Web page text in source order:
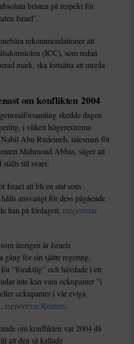
bristen på respekt för
Israel”.
rekommendationer att
(ICC), som redan
mark, ska fortsätta att utreda
om konflikten 2004
skedde dagen
i vilken högerextrema
Abu Rudeineh, talesman för
Mahmoud Abbas, säger att
ställs till svars:
Israel att bli en stat som
ansvarigt för dess pågående
han på lördagen, rapporterar
återigen är Israels
gång för sin sjätte regering,
”föraktlig” och hävdade i ett
inte kan vara ockupanter ”i
ockupanter i vår eviga
rapporterar Reuters.
om konflikten var 2004 då
att den så kallade